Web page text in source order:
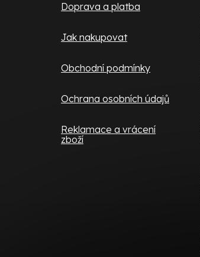
Doprava a platba
Jak nakupovat
Obchodní podmínky
Ochrana osobních údajů
Reklamace a vrácení
zboží